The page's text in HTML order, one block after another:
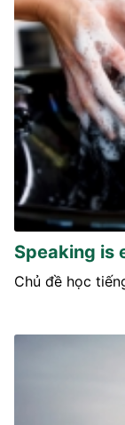
Speaking is
Chủ đề học